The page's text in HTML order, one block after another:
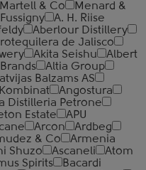
Martell & Co
Menard &
A. H. Riise
Aberlour Distillery
de Jalisco
Akita Seishu
Albert
Altia Group
Balzams AS
Angostura
Distilleria Petrone
Estate
APU
Arcon
Ardbeg
& Co
Armenia
Shuzo Ascaneli
Atom
Spirits
Bacardi